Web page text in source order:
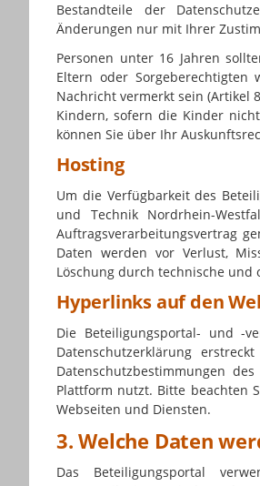
Bestandteile der
Änderungen nur mit Ihrer
Personen unter 16 Jahren
Eltern oder
Nachricht vermerkt sein (Artikel
Kindern, sofern die Kinder
können Sie über Ihr
Hosting
Um die Verfügbarkeit des
und Technik Nordrhein-
Auftragsverarbeitungsvertrag
Daten werden vor Verlust,
Löschung durch technische und
Hyperlinks auf den
Die Beteiligungsportal- und -
Datenschutzerklärung
Datenschutzbestimmungen
Plattform nutzt. Bitte beachten
Webseiten und Diensten.
3. Welche Daten
Das Beteiligungsportal